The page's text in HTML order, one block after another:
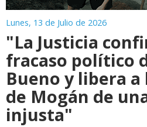
Lunes, 13 de Julio de 2026
"La Justicia
fracaso político
Bueno y libera a
de Mogán de
injusta"